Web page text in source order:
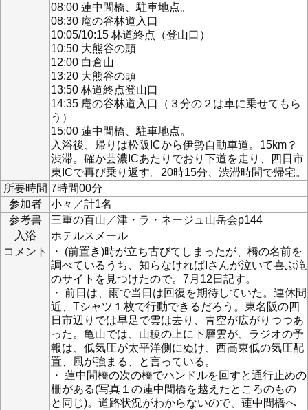
08:00 蓮中間橋、駐車地点。
08:30 庵の谷林道入口
10:05/10:15 林道終点（登山口）
10:50 大熊谷の頭
12:00 白倉山
13:20 大熊谷の頭
13:50 林道終点登山口
14:35 庵の谷林道入口（３分の２は車に乗せてもら
う）
15:00 蓮中間橋、駐車地点。
入浴後、帰りは松阪ICから伊勢自動車道。15km？
渋滞。確か芸濃ICあたりでおり下道を走り、四日市
東ICで再び乗り返す。20時15分、渋滞時間で帰宅。
所要時間 7時間00分
参加者
小々／計1名
参考書
三重の百山／津・ラ・ネージュ山岳会p144
入浴
ホテルスメール
コメント
・ (前置き)時が立ち古びてしまったが、橋の名前を
調べているうち、知らなければIさんが泣いて喜ぶ滝
のサイトを見つけたので。7月12日記す。
・ 前日は、雨で当日は回復を期待していた。連休間
近、Tシャツ１枚で行動できるだろう。東名阪の四
日市辺りでは早足で雲は去り、青空が広がりつつあ
った。亀山では、山稜の上に下層雲が、ラジオの予
報は、低気圧が太平洋側にぬけ、西高東低の気圧配
置、風が強まる、と言っている。
・ 蓮中間橋の次の橋でハンドルを回すと通行止めの
柵がある(写真１の蓮中間橋を越えたところのもの
と同じ)。道路状況がわからないので、蓮中間橋へ